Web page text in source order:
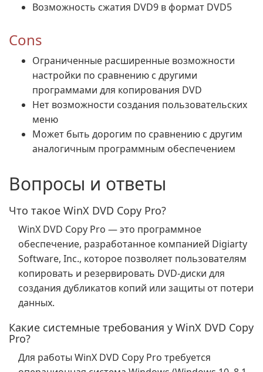
Возможность сжатия DVD9 в формат DVD5
Cons
Ограниченные расширенные возможности
настройки по сравнению с другими
программами для копирования DVD
Нет возможности создания пользовательских
меню
Может быть дорогим по сравнению с другим
аналогичным программным обеспечением
Вопросы и ответы
Что такое WinX DVD Copy Pro?
WinX DVD Copy Pro — это программное
обеспечение, разработанное компанией Digiarty
Software, Inc., которое позволяет пользователям
копировать и резервировать DVD-диски для
создания дубликатов копий или защиты от потери
данных.
Какие системные требования у WinX DVD Copy
Pro?
Для работы WinX DVD Copy Pro требуется